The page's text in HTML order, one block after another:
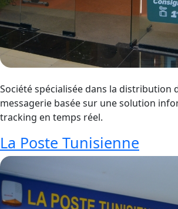
Société spécialisée dans la distribution
messagerie basée sur une solution
tracking en temps réel.
La Poste Tunisienne